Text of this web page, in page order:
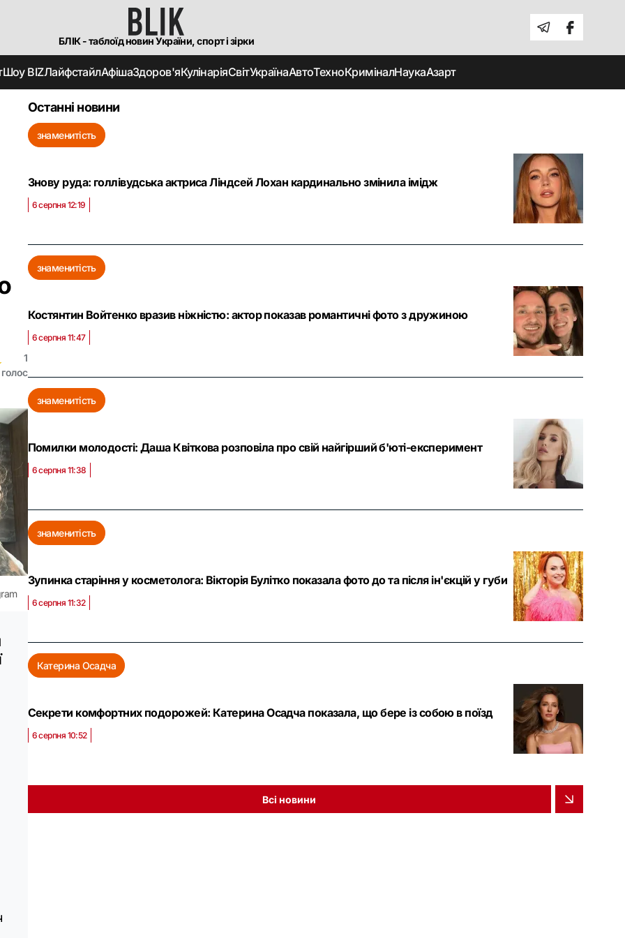
БЛІК - таблоїд новин України, спорт і зірки
Шоу BIZЛайфстайлАфішаЗдоров'яКулінаріяСвітУкраїнаАвтоТехноКриміналНаукаАзарт
1
голос
Останні новини
знаменитість
Знову руда: голлівудська актриса Ліндсей Лохан кардинально змінила імідж
6 серпня 12:19
знаменитість
Костянтин Войтенко вразив ніжністю: актор показав романтичні фото з дружиною
6 серпня 11:47
знаменитість
Помилки молодості: Даша Квіткова розповіла про свій найгірший б'юті-експеримент
6 серпня 11:38
знаменитість
Зупинка старіння у косметолога: Вікторія Булітко показала фото до та після ін'єкцій у губи
6 серпня 11:32
Катерина Осадча
Секрети комфортних подорожей: Катерина Осадча показала, що бере із собою в поїзд
6 серпня 10:52
Всі новини